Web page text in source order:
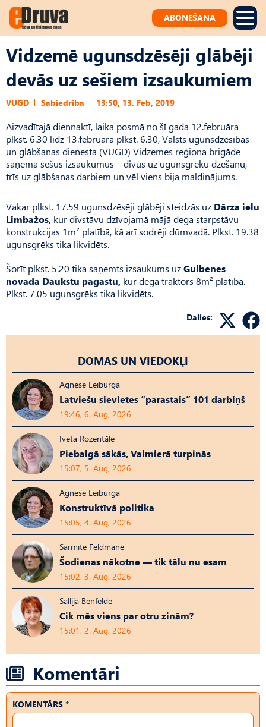
ABONĒŠANA
Vidzemē ugunsdzēsēji glābēji
devās uz sešiem izsaukumiem
VUGD Sabiedrība 13:50, 13. Feb, 2019
Aizvadītajā diennaktī, laika posmā no šī gada 12.februāra
plkst. 6.30 līdz 13.februāra plkst. 6.30, Valsts ugunsdzēsības
un glābšanas dienesta (VUGD) Vidzemes reģiona brigāde
saņēma sešus izsaukumus – divus uz ugunsgrēku dzēšanu,
trīs uz glābšanas darbiem un vēl viens bija maldinājums.
Vakar plkst. 17.59 ugunsdzēsēji glābēji steidzās uz Dārza ielu
Limbažos, kur divstāvu dzīvojamā mājā dega starpstāvu
konstrukcijas 1m² platībā, kā arī sodrēji dūmvadā. Plkst. 19.38
ugunsgrēks tika likvidēts.
Šorīt plkst. 5.20 tika saņemts izsaukums uzGulbenes
novada Daukstu pagastu, kur dega traktors 8m² platībā.
Plkst. 7.05 ugunsgrēks tika likvidēts.
Dalies:
DOMAS UN VIEDOKĻI
Agnese Leiburga
Latviešu sievietes “parastais” 101 darbiņš
19:46, 6. Aug, 2026
Iveta Rozentāle
Piebalgā sākās, Valmierā turpinās
15:07, 5. Aug, 2026
Agnese Leiburga
Konstruktīvā politika
15:05, 4. Aug, 2026
Sarmīte Feldmane
Šodienas nākotne — tik tālu nu esam
15:02, 3. Aug, 2026
Sallija Benfelde
Cik mēs viens par otru zinām?
15:01, 2. Aug, 2026
Komentāri
KOMENTĀRS *